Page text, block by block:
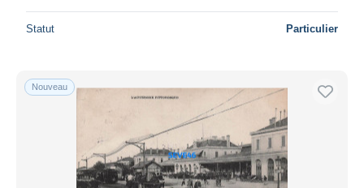
Statut Particulier
Nouveau